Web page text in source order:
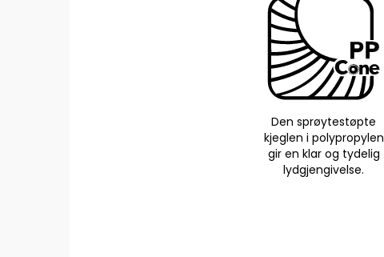
Den sprøytestøpte
kjeglen i polypropylen
gir en klar og tydelig
lydgjengivelse.